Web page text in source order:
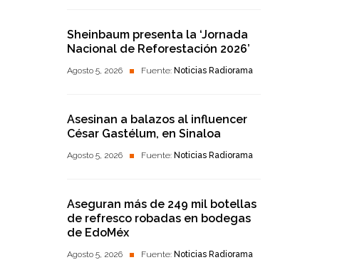
Sheinbaum presenta la ‘Jornada
Nacional de Reforestación 2026’
Agosto 5, 2026 Fuente: Noticias Radiorama
Asesinan a balazos al influencer
César Gastélum, en Sinaloa
Agosto 5, 2026 Fuente: Noticias Radiorama
Aseguran más de 249 mil botellas
de refresco robadas en bodegas
de EdoMéx
Agosto 5, 2026 Fuente: Noticias Radiorama